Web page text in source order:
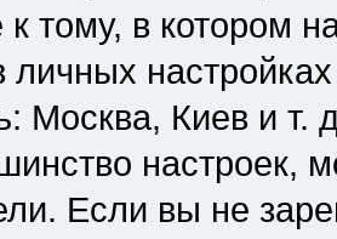
к тому, в котором
личных
Москва, Киев и т.
настроек,
Если вы не